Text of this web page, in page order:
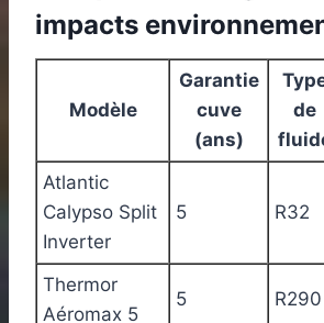
impacts
Modèle
Garantie
cuve
(ans)
de
Atlantic
Calypso Split
Inverter
5 R32
Thermor
Aéromax 5
5 R290